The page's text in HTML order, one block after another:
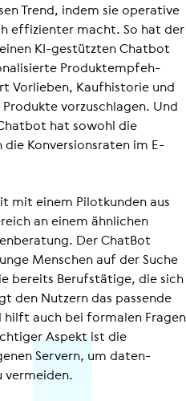
Trend, indem sie operative
effizienter macht. So hat der
KI-gestützten Chatbot
Produkt­emp­feh­
Vorlieben, Kaufhistorie und
vorzuschlagen. Und
hat sowohl die
Konver­si­ons­raten im E-
mit einem Pilotkunden aus
an einem ähnlichen
Der ChatBot
Menschen auf der Suche
bereits Berufstätige, die sich
den Nutzern das passende
auch bei formalen Fragen
Aspekt ist die
Servern, um daten­
vermeiden.